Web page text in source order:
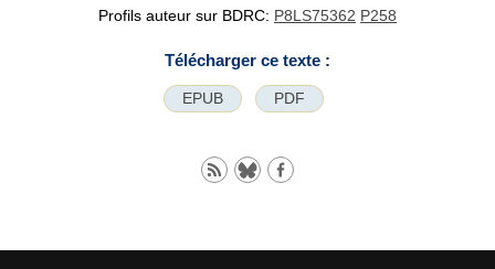
Profils auteur sur BDRC: P8LS75362 P258
Télécharger ce texte :
EPUB PDF